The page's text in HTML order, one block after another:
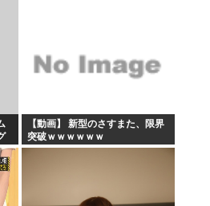
【動画】 新型のさすまた、限界
突破ｗｗｗｗｗｗ